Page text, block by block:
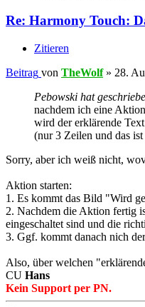
Re: Harmony Touch:
Zitieren
Beitrag von TheWolf» 28.
Pebowski hat
nachdem ich eine
wird der erklärende
(nur 3 Zeilen und das
Sorry, aber ich weiß nicht,
Aktion starten:
1. Es kommt das Bild "Wird
2. Nachdem die Aktion fertig
eingeschaltet sind und die
3. Ggf. kommt danach nich
Also, über welchen
CU Hans
Kein Support per PN.